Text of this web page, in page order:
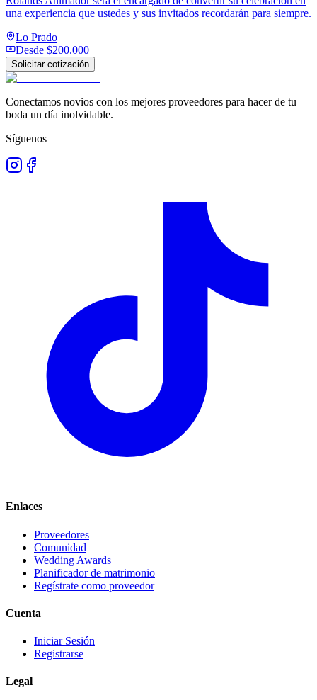
una experiencia que ustedes y sus invitados recordarán para siempre.
Lo Prado
Desde $200.000
Solicitar cotización
Conectamos novios con los mejores proveedores para hacer de tu
boda un día inolvidable.
Síguenos
Enlaces
Proveedores
Comunidad
Wedding Awards
Planificador de matrimonio
Regístrate como proveedor
Cuenta
Iniciar Sesión
Registrarse
Legal